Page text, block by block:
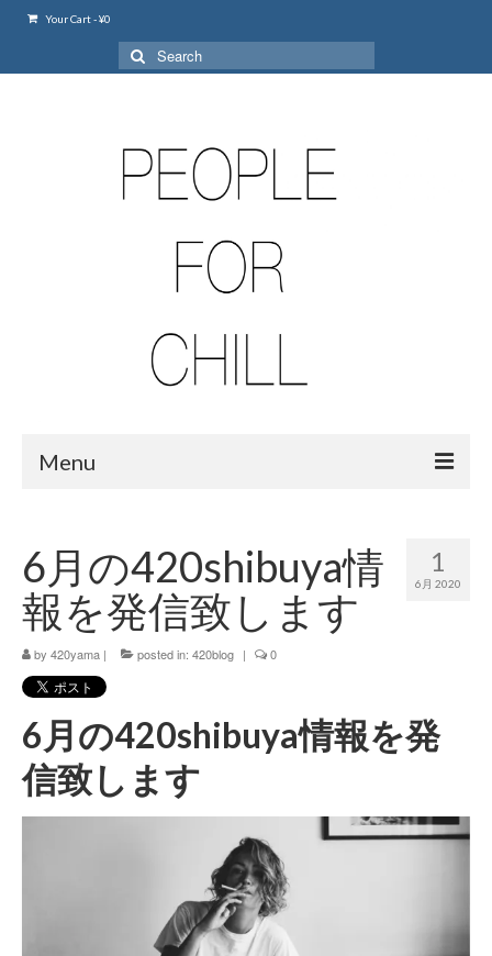
Your Cart-¥0
Search
for:
Menu
420 shibuya_info
420 shibuya_access
420 shibuya_shop
Instagram:420shibuya_official
About:FOUR TWENTY SHIBUYA
YouTube:420shibuya
420friendly 通販
1
6月 2020
6月の420shibuya情
報を発信致します
by 420yama | posted in: 420blog | 0
6月の420shibuya情報を発
信致します